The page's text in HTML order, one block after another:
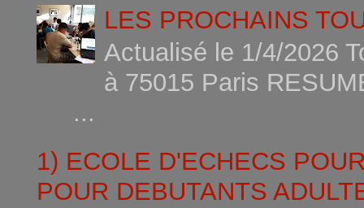
LES PROCHAINS
Actualisé le 1/4/2026
à 75015
...
1) ECOLE D'ECHECS
POUR DEBUTANTS